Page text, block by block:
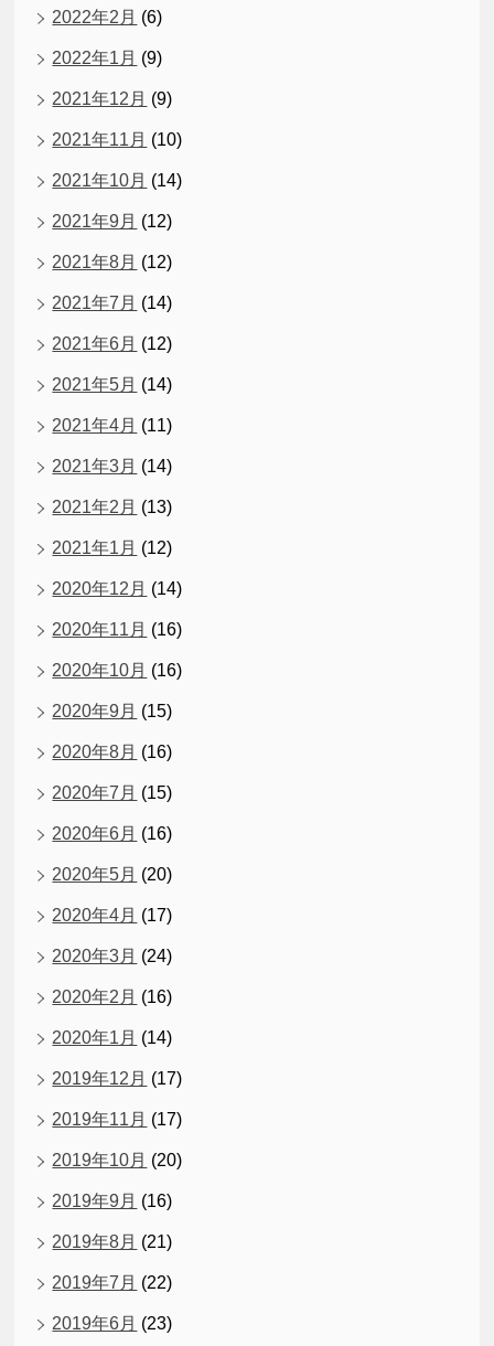
2022年2月 (6)
2022年1月 (9)
2021年12月 (9)
2021年11月 (10)
2021年10月 (14)
2021年9月 (12)
2021年8月 (12)
2021年7月 (14)
2021年6月 (12)
2021年5月 (14)
2021年4月 (11)
2021年3月 (14)
2021年2月 (13)
2021年1月 (12)
2020年12月 (14)
2020年11月 (16)
2020年10月 (16)
2020年9月 (15)
2020年8月 (16)
2020年7月 (15)
2020年6月 (16)
2020年5月 (20)
2020年4月 (17)
2020年3月 (24)
2020年2月 (16)
2020年1月 (14)
2019年12月 (17)
2019年11月 (17)
2019年10月 (20)
2019年9月 (16)
2019年8月 (21)
2019年7月 (22)
2019年6月 (23)